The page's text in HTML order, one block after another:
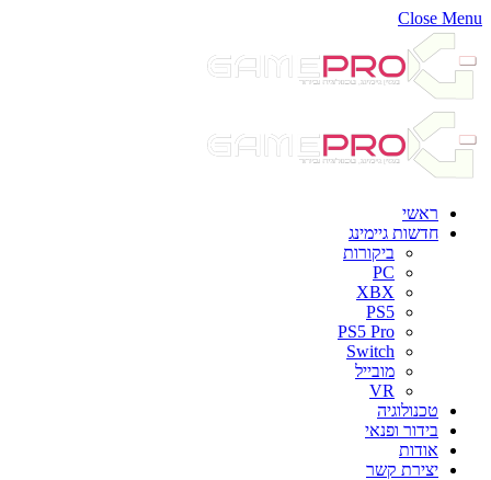
Close Menu
ראשי
חדשות גיימינג
ביקורות
PC
XBX
PS5
PS5 Pro
Switch
מובייל
VR
טכנולוגיה
בידור ופנאי
אודות
יצירת קשר